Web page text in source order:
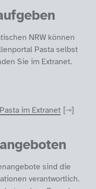
NRW können
Pasta selbst
Sie im Extranet.
im Extranet
sind die
verantwortlich.